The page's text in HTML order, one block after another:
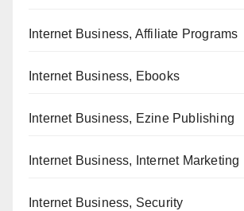
Internet Business, Affiliate Programs
Internet Business, Ebooks
Internet Business, Ezine Publishing
Internet Business, Internet Marketing
Internet Business, Security